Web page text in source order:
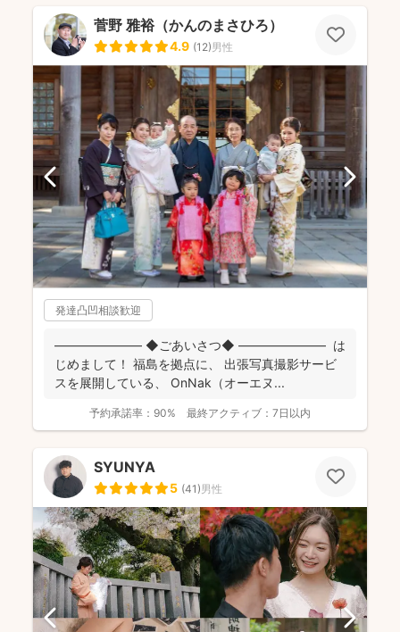
菅野 雅裕（かんのまさひろ）
4.9 (12)男性
発達凸凹相談歓迎
――――――― ◆ごあいさつ◆ ――――――― は
じめまして！ 福島を拠点に、 出張写真撮影サービ
スを展開している、 OnNak（オーエヌ...
予約承諾率： 90% 最終アクティブ： 7日以内
SYUNYA
5 (41)男性